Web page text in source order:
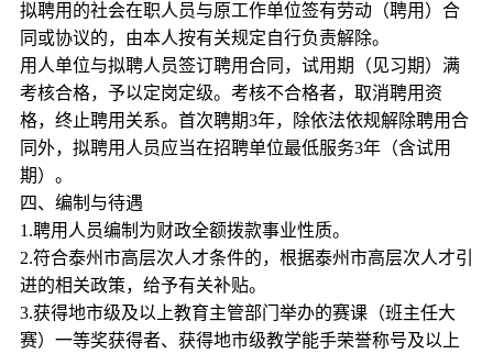
拟聘用的社会在职人员与原工作单位签有劳动（聘用）合
同或协议的，由本人按有关规定自行负责解除。
用人单位与拟聘人员签订聘用合同，试用期（见习期）满
考核合格，予以定岗定级。考核不合格者，取消聘用资
格，终止聘用关系。首次聘期3年，除依法依规解除聘用合
同外，拟聘用人员应当在招聘单位最低服务3年（含试用
期）。
四、编制与待遇
1.聘用人员编制为财政全额拨款事业性质。
2.符合泰州市高层次人才条件的，根据泰州市高层次人才引
进的相关政策，给予有关补贴。
3.获得地市级及以上教育主管部门举办的赛课（班主任大
赛）一等奖获得者、获得地市级教学能手荣誉称号及以上